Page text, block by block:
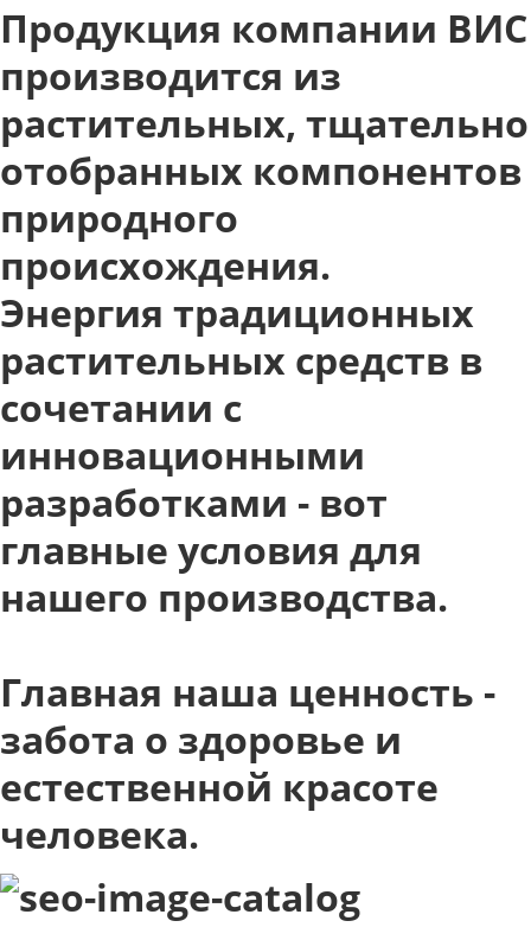
Продукция компании ВИС
производится из
растительных, тщательно
отобранных компонентов
природного
происхождения.
Энергия традиционных
растительных средств в
сочетании с
инновационными
разработками - вот
главные условия для
нашего производства.
Главная наша ценность -
забота о здоровье и
естественной красоте
человека.